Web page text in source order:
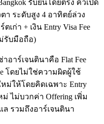
รับยื่นโดยตรง คิวเปิด
า ระดับสูง 4 อาทิตย์ล่วง
ก่า + เงิน Entry Visa Fee
รับมือถือ)
อาร์เจนตินาคือ Flat Fee
โดยไม่ใช่ความผิดผู้ใช้
ม่ให้โดยคิดเฉพาะ Entry
ไม่บวกค่า Offering เพิ่ม
รวมถึงอาร์เจนตินา